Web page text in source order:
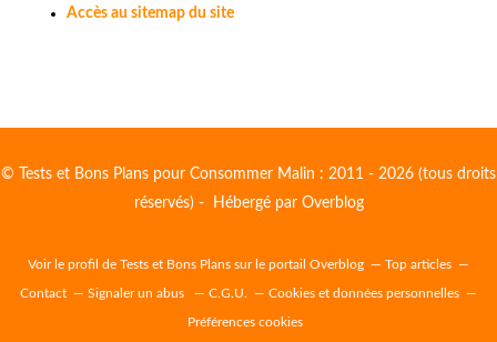
Accès au sitemap du site
© Tests et Bons Plans pour Consommer Malin : 2011 - 2026 (tous droits
réservés) - Hébergé par Overblog
Voir le profil de Tests et Bons Plans sur le portail Overblog Top articles
Contact Signaler un abus C.G.U. Cookies et données personnelles
Préférences cookies